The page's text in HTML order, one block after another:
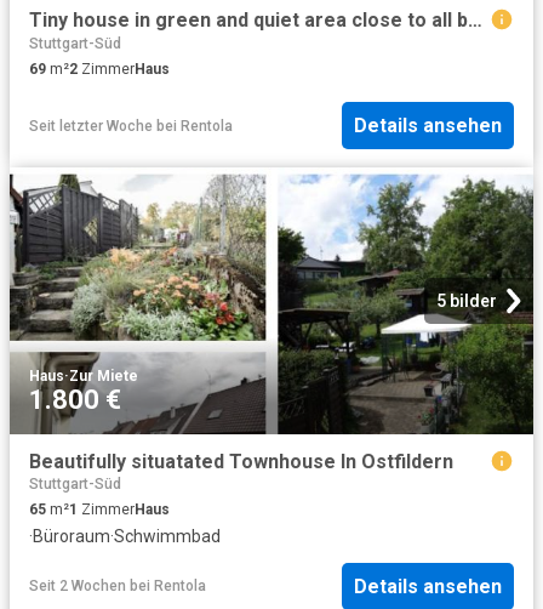
Tiny house in green and quiet area close to all bases
Stuttgart-Süd
69 m²2 ZimmerHaus
Seit letzter Woche bei Rentola Details ansehen
5 bilder
Haus·Zur Miete
1.800 €
Beautifully situatated Townhouse In Ostfildern
Stuttgart-Süd
65 m²1 ZimmerHaus
·Büroraum·Schwimmbad
Seit 2 Wochen bei Rentola Details ansehen